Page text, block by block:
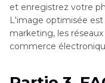
et enregistrez votre
L'image optimisée
marketing, les
commerce